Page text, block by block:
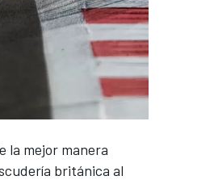
la mejor manera
británica al